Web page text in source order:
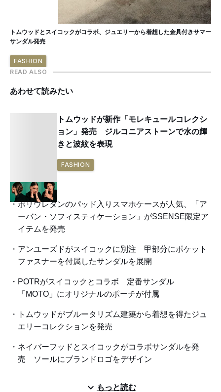
トムウッドとスイコックがコラボ、ジュエリーから着想した金具付きサマー
サンダル発売
FASHION
READ ALSO
あわせて読みたい
トムウッドが新作「モレキュールコレクシ
ョン」発売 ジルコニアストーンで水の輝
きと波紋を表現
FASHION
ポリウレタンのパッド入りスマホケースが人気、「ア
ーバン・ソフィスティケーション」がSSENSE限定ア
イテムを発売
アンユーズドがスイコックに別注 甲部分にポケット
ファスナーを付属したサンダルを展開
POTRがスイコックとコラボ 定番サンダル
「MOTO」にオリジナルのポーチが付属
トムウッドがブルータリズム建築から着想を得たジュ
エリーコレクションを発売
ネイバーフッドとスイコックがコラボサンダルを発
売 ソールにブランドロゴをデザイン
もっと読む